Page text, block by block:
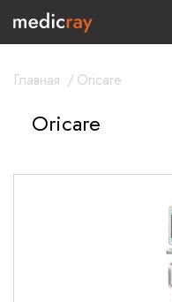
Главная /Oricare
Oricare